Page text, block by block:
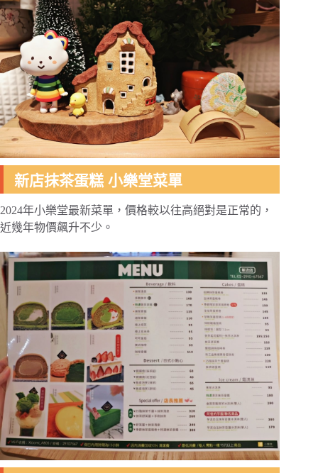
新店抹茶蛋糕 小樂堂菜單
2024年小樂堂最新菜單，價格較以往高絕對是正常的，
近幾年物價飆升不少。